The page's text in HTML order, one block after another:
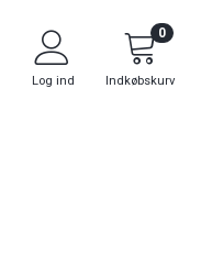
Log ind Indkøbskurv
0